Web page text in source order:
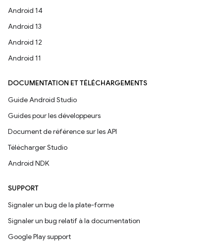
Android 14
Android 13
Android 12
Android 11
DOCUMENTATION ET TÉLÉCHARGEMENTS
Guide Android Studio
Guides pour les développeurs
Document de référence sur les API
Télécharger Studio
Android NDK
SUPPORT
Signaler un bug de la plate-forme
Signaler un bug relatif à la documentation
Google Play support